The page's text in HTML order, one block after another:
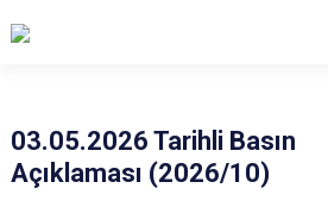
03.05.2026 Tarihli Basın
Açıklaması (2026/10)